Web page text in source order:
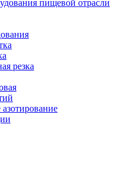
пищевой отрасли
резка